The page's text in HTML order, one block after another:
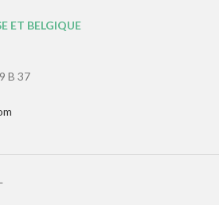
ET BELGIQUE
B 37